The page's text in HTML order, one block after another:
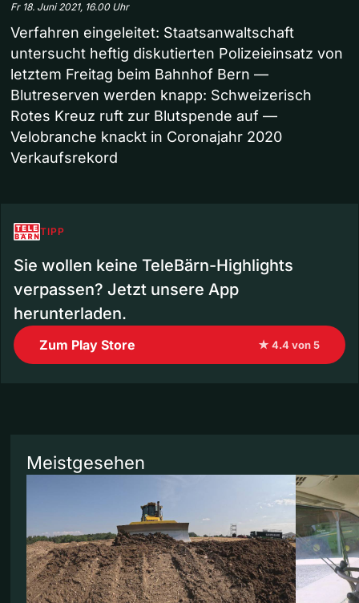
Fr 18. Juni 2021, 16.00 Uhr
Verfahren eingeleitet: Staatsanwaltschaft
untersucht heftig diskutierten Polizeieinsatz von
letztem Freitag beim Bahnhof Bern —
Blutreserven werden knapp: Schweizerisch
Rotes Kreuz ruft zur Blutspende auf —
Velobranche knackt in Coronajahr 2020
Verkaufsrekord
TIPP
Sie wollen keine TeleBärn-Highlights
verpassen? Jetzt unsere App
herunterladen.
Zum Play Store ★ 4.4 von 5
Meistgesehen